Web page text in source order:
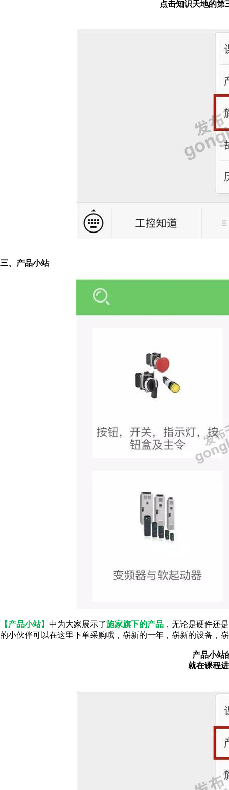
点击知识天地的第
三、产品小站
【产品小站】 中为大家展示了施家旗下的产品 ，无论是硬件还
的小伙伴可以在这里下单采购哦，崭新的一年，崭新的设备，
产品小站
就在课程